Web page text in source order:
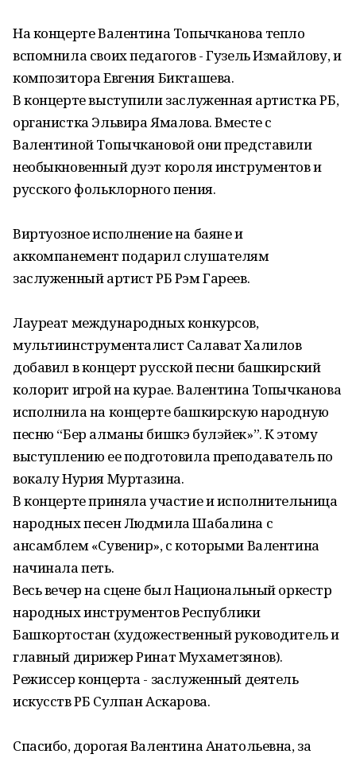
На концерте Валентина Топычканова тепло
вспомнила своих педагогов - Гузель Измайлову, и
композитора Евгения Бикташева.
В концерте выступили заслуженная артистка РБ,
органистка Эльвира Ямалова. Вместе с
Валентиной Топычкановой они представили
необыкновенный дуэт короля инструментов и
русского фольклорного пения.
Виртуозное исполнение на баяне и
аккомпанемент подарил слушателям
заслуженный артист РБ Рэм Гареев.
Лауреат международных конкурсов,
мультиинструменталист Салават Халилов
добавил в концерт русской песни башкирский
колорит игрой на курае. Валентина Топычканова
исполнила на концерте башкирскую народную
песню “Бер алманы бишкэ булэйек»”. К этому
выступлению ее подготовила преподаватель по
вокалу Нурия Муртазина.
В концерте приняла участие и исполнительница
народных песен Людмила Шабалина с
ансамблем «Сувенир», с которыми Валентина
начинала петь.
Весь вечер на сцене был Национальный оркестр
народных инструментов Республики
Башкортостан (художественный руководитель и
главный дирижер Ринат Мухаметзянов).
Режиссер концерта - заслуженный деятель
искусств РБ Сулпан Аскарова.
Спасибо, дорогая Валентина Анатольевна, за